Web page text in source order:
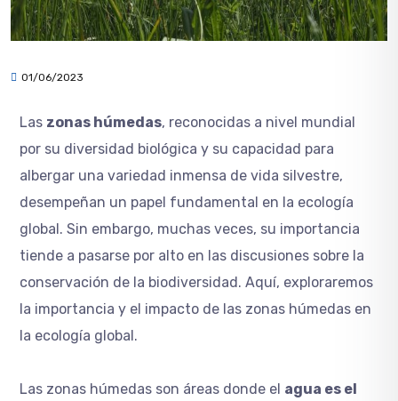
01/06/2023
Las zonas húmedas, reconocidas a nivel mundial
por su diversidad biológica y su capacidad para
albergar una variedad inmensa de vida silvestre,
desempeñan un papel fundamental en la ecología
global. Sin embargo, muchas veces, su importancia
tiende a pasarse por alto en las discusiones sobre la
conservación de la biodiversidad. Aquí, exploraremos
la importancia y el impacto de las zonas húmedas en
la ecología global.
Las zonas húmedas son áreas donde el agua es el